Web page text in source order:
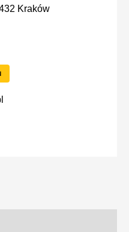
Kraków